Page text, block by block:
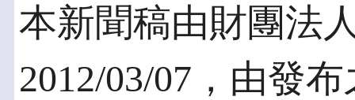
本新聞稿由財團法
2012/03/07，由發